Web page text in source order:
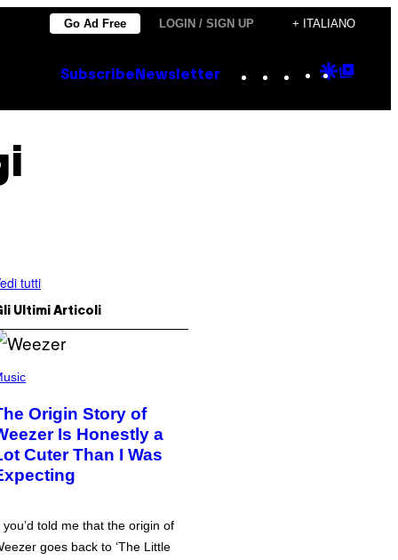
Go Ad Free LOGIN / SIGN UP + ITALIANO
Subscribe Newsletter Instagram
TikTok
YouTube
Google
tutti
Ultimi Articoli
Origin Story of
Is Honestly a
Cuter Than I Was
you’d told me that the origin of
goes back to ‘The Little